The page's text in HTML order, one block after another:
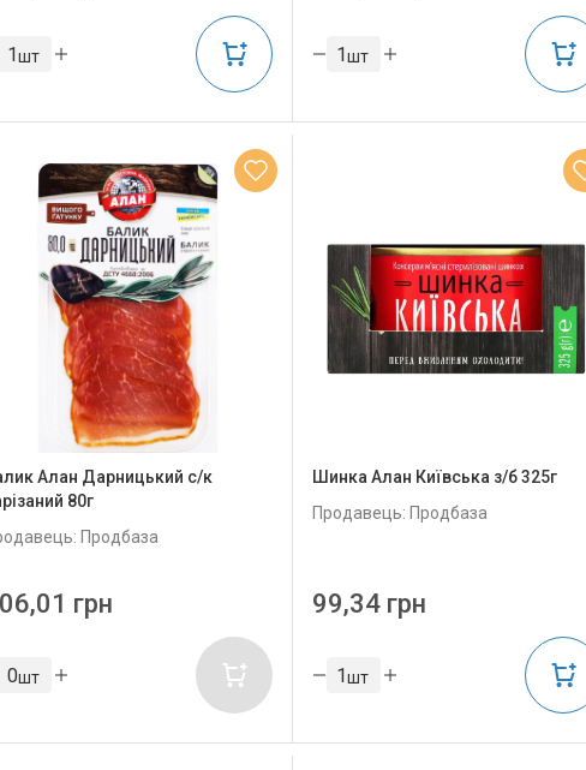
шт шт
Алан Дарницький с/к
80г
Продбаза
грн
шт
Шинка Алан Київська з/б 325г
Продавець: Продбаза
99,34 грн
шт